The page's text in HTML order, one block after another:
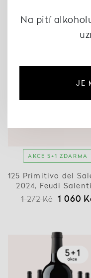
AKCE 5+1 ZDARMA
125 Primitivo del
2024, Feudi
1 272 Kč 1 060
Na pití
JE